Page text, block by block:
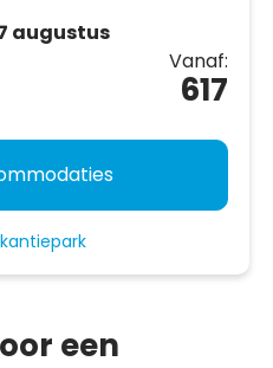
augustus
Vanaf:
617
een